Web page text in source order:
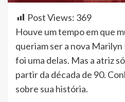
Post Views: 369
Houve um tempo em que
queriam ser a nova
foi uma delas. Mas a atriz
partir da década de 90.
sobre sua história.